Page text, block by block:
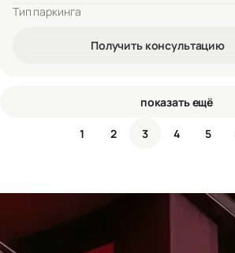
Тип паркинга
Получить консультацию
показать ещё
1 2 3 4 5